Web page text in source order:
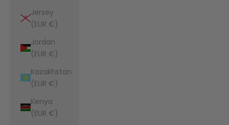
Jersey
(EUR €)
Jordan
(EUR €)
Kazakhstan
(EUR €)
Kenya
(EUR €)